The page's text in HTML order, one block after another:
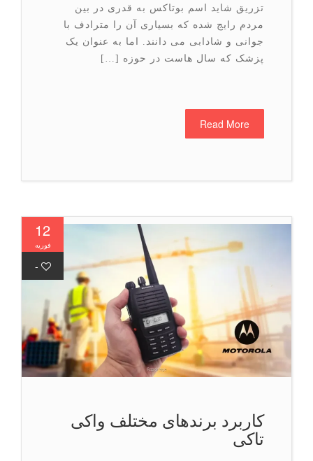
تزریق شاید اسم بوتاکس به قدری در بین
مردم رایج شده که بسیاری آن را مترادف با
جوانی و شادابی می دانند. اما به عنوان یک
پزشک که سال هاست در حوزه […]
Read More
12
-
کاربرد برندهای مختلف واکی